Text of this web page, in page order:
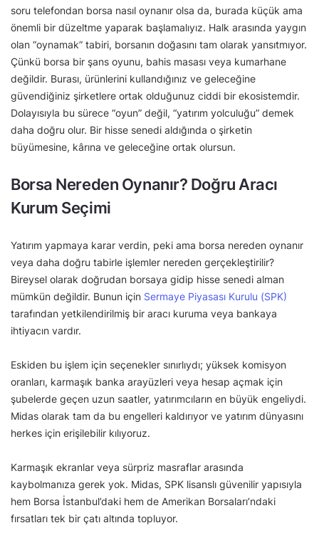
soru telefondan borsa nasıl oynanır olsa da, burada küçük ama
önemli bir düzeltme yaparak başlamalıyız. Halk arasında yaygın
olan “oynamak” tabiri, borsanın doğasını tam olarak yansıtmıyor.
Çünkü borsa bir şans oyunu, bahis masası veya kumarhane
değildir. Burası, ürünlerini kullandığınız ve geleceğine
güvendiğiniz şirketlere ortak olduğunuz ciddi bir ekosistemdir.
Dolayısıyla bu sürece “oyun” değil, “yatırım yolculuğu” demek
daha doğru olur. Bir hisse senedi aldığında o şirketin
büyümesine, kârına ve geleceğine ortak olursun.
Borsa Nereden Oynanır? Doğru Aracı
Kurum Seçimi
Yatırım yapmaya karar verdin, peki ama borsa nereden oynanır
veya daha doğru tabirle işlemler nereden gerçekleştirilir?
Bireysel olarak doğrudan borsaya gidip hisse senedi alman
mümkün değildir. Bunun için Sermaye Piyasası Kurulu (SPK)
tarafından yetkilendirilmiş bir aracı kuruma veya bankaya
ihtiyacın vardır.
Eskiden bu işlem için seçenekler sınırlıydı; yüksek komisyon
oranları, karmaşık banka arayüzleri veya hesap açmak için
şubelerde geçen uzun saatler, yatırımcıların en büyük engeliydi.
Midas olarak tam da bu engelleri kaldırıyor ve yatırım dünyasını
herkes için erişilebilir kılıyoruz.
Karmaşık ekranlar veya sürpriz masraflar arasında
kaybolmanıza gerek yok. Midas, SPK lisanslı güvenilir yapısıyla
hem Borsa İstanbul’daki hem de Amerikan Borsaları’ndaki
fırsatları tek bir çatı altında topluyor.